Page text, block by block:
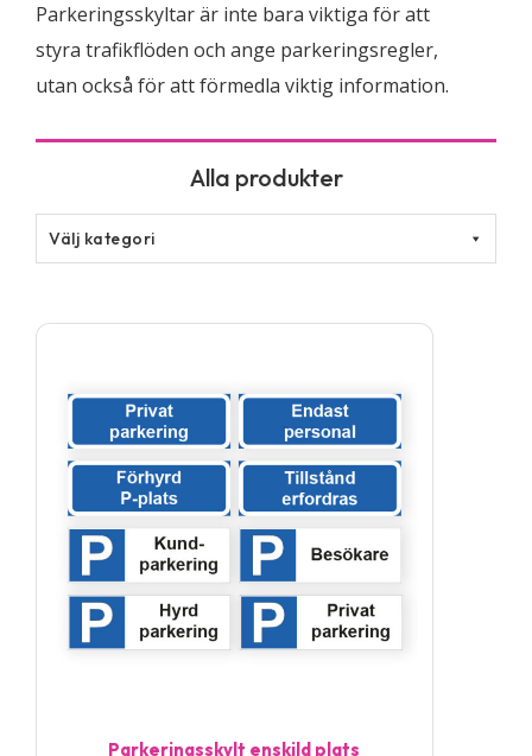
Parkeringsskyltar är inte bara viktiga för att
styra trafikflöden och ange parkeringsregler,
utan också för att förmedla viktig information.
Välj kategori
Parkeringsskylt enskild plats